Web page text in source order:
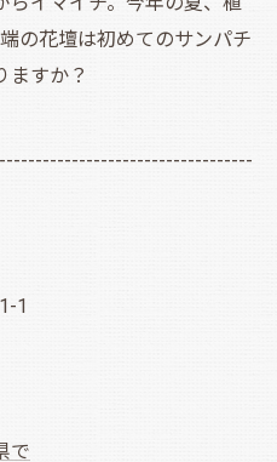
の花壇は初めてのサンパチ
ますか？
1
で